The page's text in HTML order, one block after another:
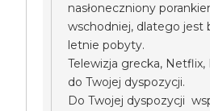
nasłoneczniony
wschodniej, dlatego jest
letnie pobyty.
Telewizja grecka,
do Twojej dyspozycji.
Do Twojej dyspozycji